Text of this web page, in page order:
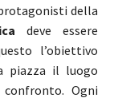
della
deve essere
l’obiettivo
piazza il luogo
Ogni